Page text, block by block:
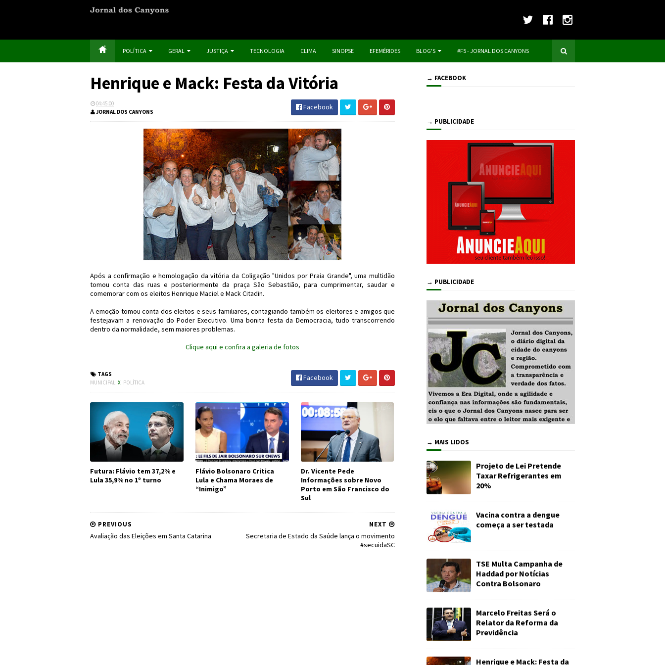
POLÍTICA GERAL JUSTIÇA TECNOLOGIA CLIMA SINOPSE EFEMÉRIDES BLOG'S #F5 - JORNAL DOS CANYONS
Henrique e Mack: Festa da Vitória
04:45:00
JORNAL DOS CANYONS
Facebook
Após a confirmação e homologação da vitória da Coligação "Unidos por Praia Grande", uma multidão
tomou conta das ruas e posteriormente da praça São Sebastião, para cumprimentar, saudar e
comemorar com os eleitos Henrique Maciel e Mack Citadin.
A emoção tomou conta dos eleitos e seus familiares, contagiando também os eleitores e amigos que
festejavam a renovação do Poder Executivo. Uma bonita festa da Democracia, tudo transcorrendo
dentro da normalidade, sem maiores problemas.
Clique aqui e confira a galeria de fotos
TAGS
MUNICIPAL X POLÍTICA
Facebook
Futura: Flávio tem 37,2% e
Lula 35,9% no 1º turno
Flávio Bolsonaro Critica
Lula e Chama Moraes de
“Inimigo”
Dr. Vicente Pede
Informações sobre Novo
Porto em São Francisco do
Sul
NEXT
Secretaria de Estado da Saúde lança o movimento
#secuidaSC
PREVIOUS
Avaliação das Eleições em Santa Catarina
→ FACEBOOK
→ PUBLICIDADE
→ PUBLICIDADE
→ MAIS LIDOS
Projeto de Lei Pretende
Taxar Refrigerantes em
20%
Vacina contra a dengue
começa a ser testada
TSE Multa Campanha de
Haddad por Notícias
Contra Bolsonaro
Marcelo Freitas Será o
Relator da Reforma da
Previdência
Henrique e Mack: Festa da